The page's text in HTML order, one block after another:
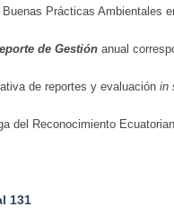
Prácticas Ambientales
de Gestión anual
de reportes y evaluación in
del Reconocimiento
131